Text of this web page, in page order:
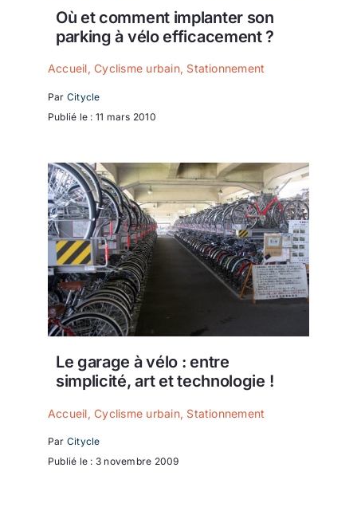
Où et comment implanter son
parking à vélo efficacement ?
Accueil,Cyclisme urbain, Stationnement
Par Citycle
Publié le : 11 mars 2010
Le garage à vélo : entre
simplicité, art et technologie !
Accueil,Cyclisme urbain, Stationnement
Par Citycle
Publié le : 3 novembre 2009